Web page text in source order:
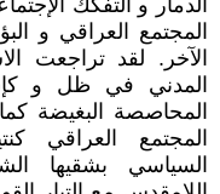
الدمار و التفکك
المجتمع العراقي و
الآخر. لقد تراجعت
المدني في ظل و
المحاصصة البغیضة
المجتمع العراقي
السیاسي بشقیها